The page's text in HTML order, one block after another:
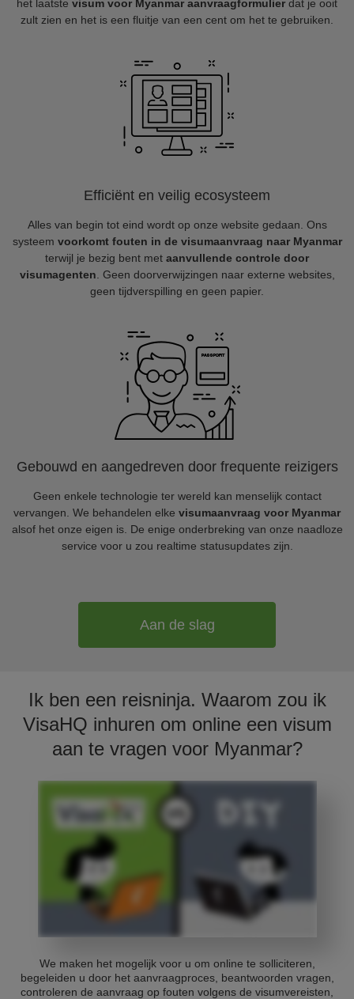
het laatste visum voor Myanmar aanvraagformulier dat je ooit
zult zien en het is een fluitje van een cent om het te gebruiken.
Efficiënt en veilig ecosysteem
Alles van begin tot eind wordt op onze website gedaan. Ons
systeem voorkomt fouten in de visumaanvraag naar Myanmar
terwijl je bezig bent met aanvullende controle door
visumagenten . Geen doorverwijzingen naar externe websites,
geen tijdverspilling en geen papier.
Gebouwd en aangedreven door frequente reizigers
Geen enkele technologie ter wereld kan menselijk contact
vervangen. We behandelen elke visumaanvraag voor Myanmar
alsof het onze eigen is. De enige onderbreking van onze naadloze
service voor u zou realtime statusupdates zijn.
Aan de slag
Ik ben een reisninja. Waarom zou ik
VisaHQ inhuren om online een visum
aan te vragen voor Myanmar?
We maken het mogelijk voor u om online te solliciteren,
begeleiden u door het aanvraagproces, beantwoorden vragen,
controleren de aanvraag op fouten volgens de visumvereisten,